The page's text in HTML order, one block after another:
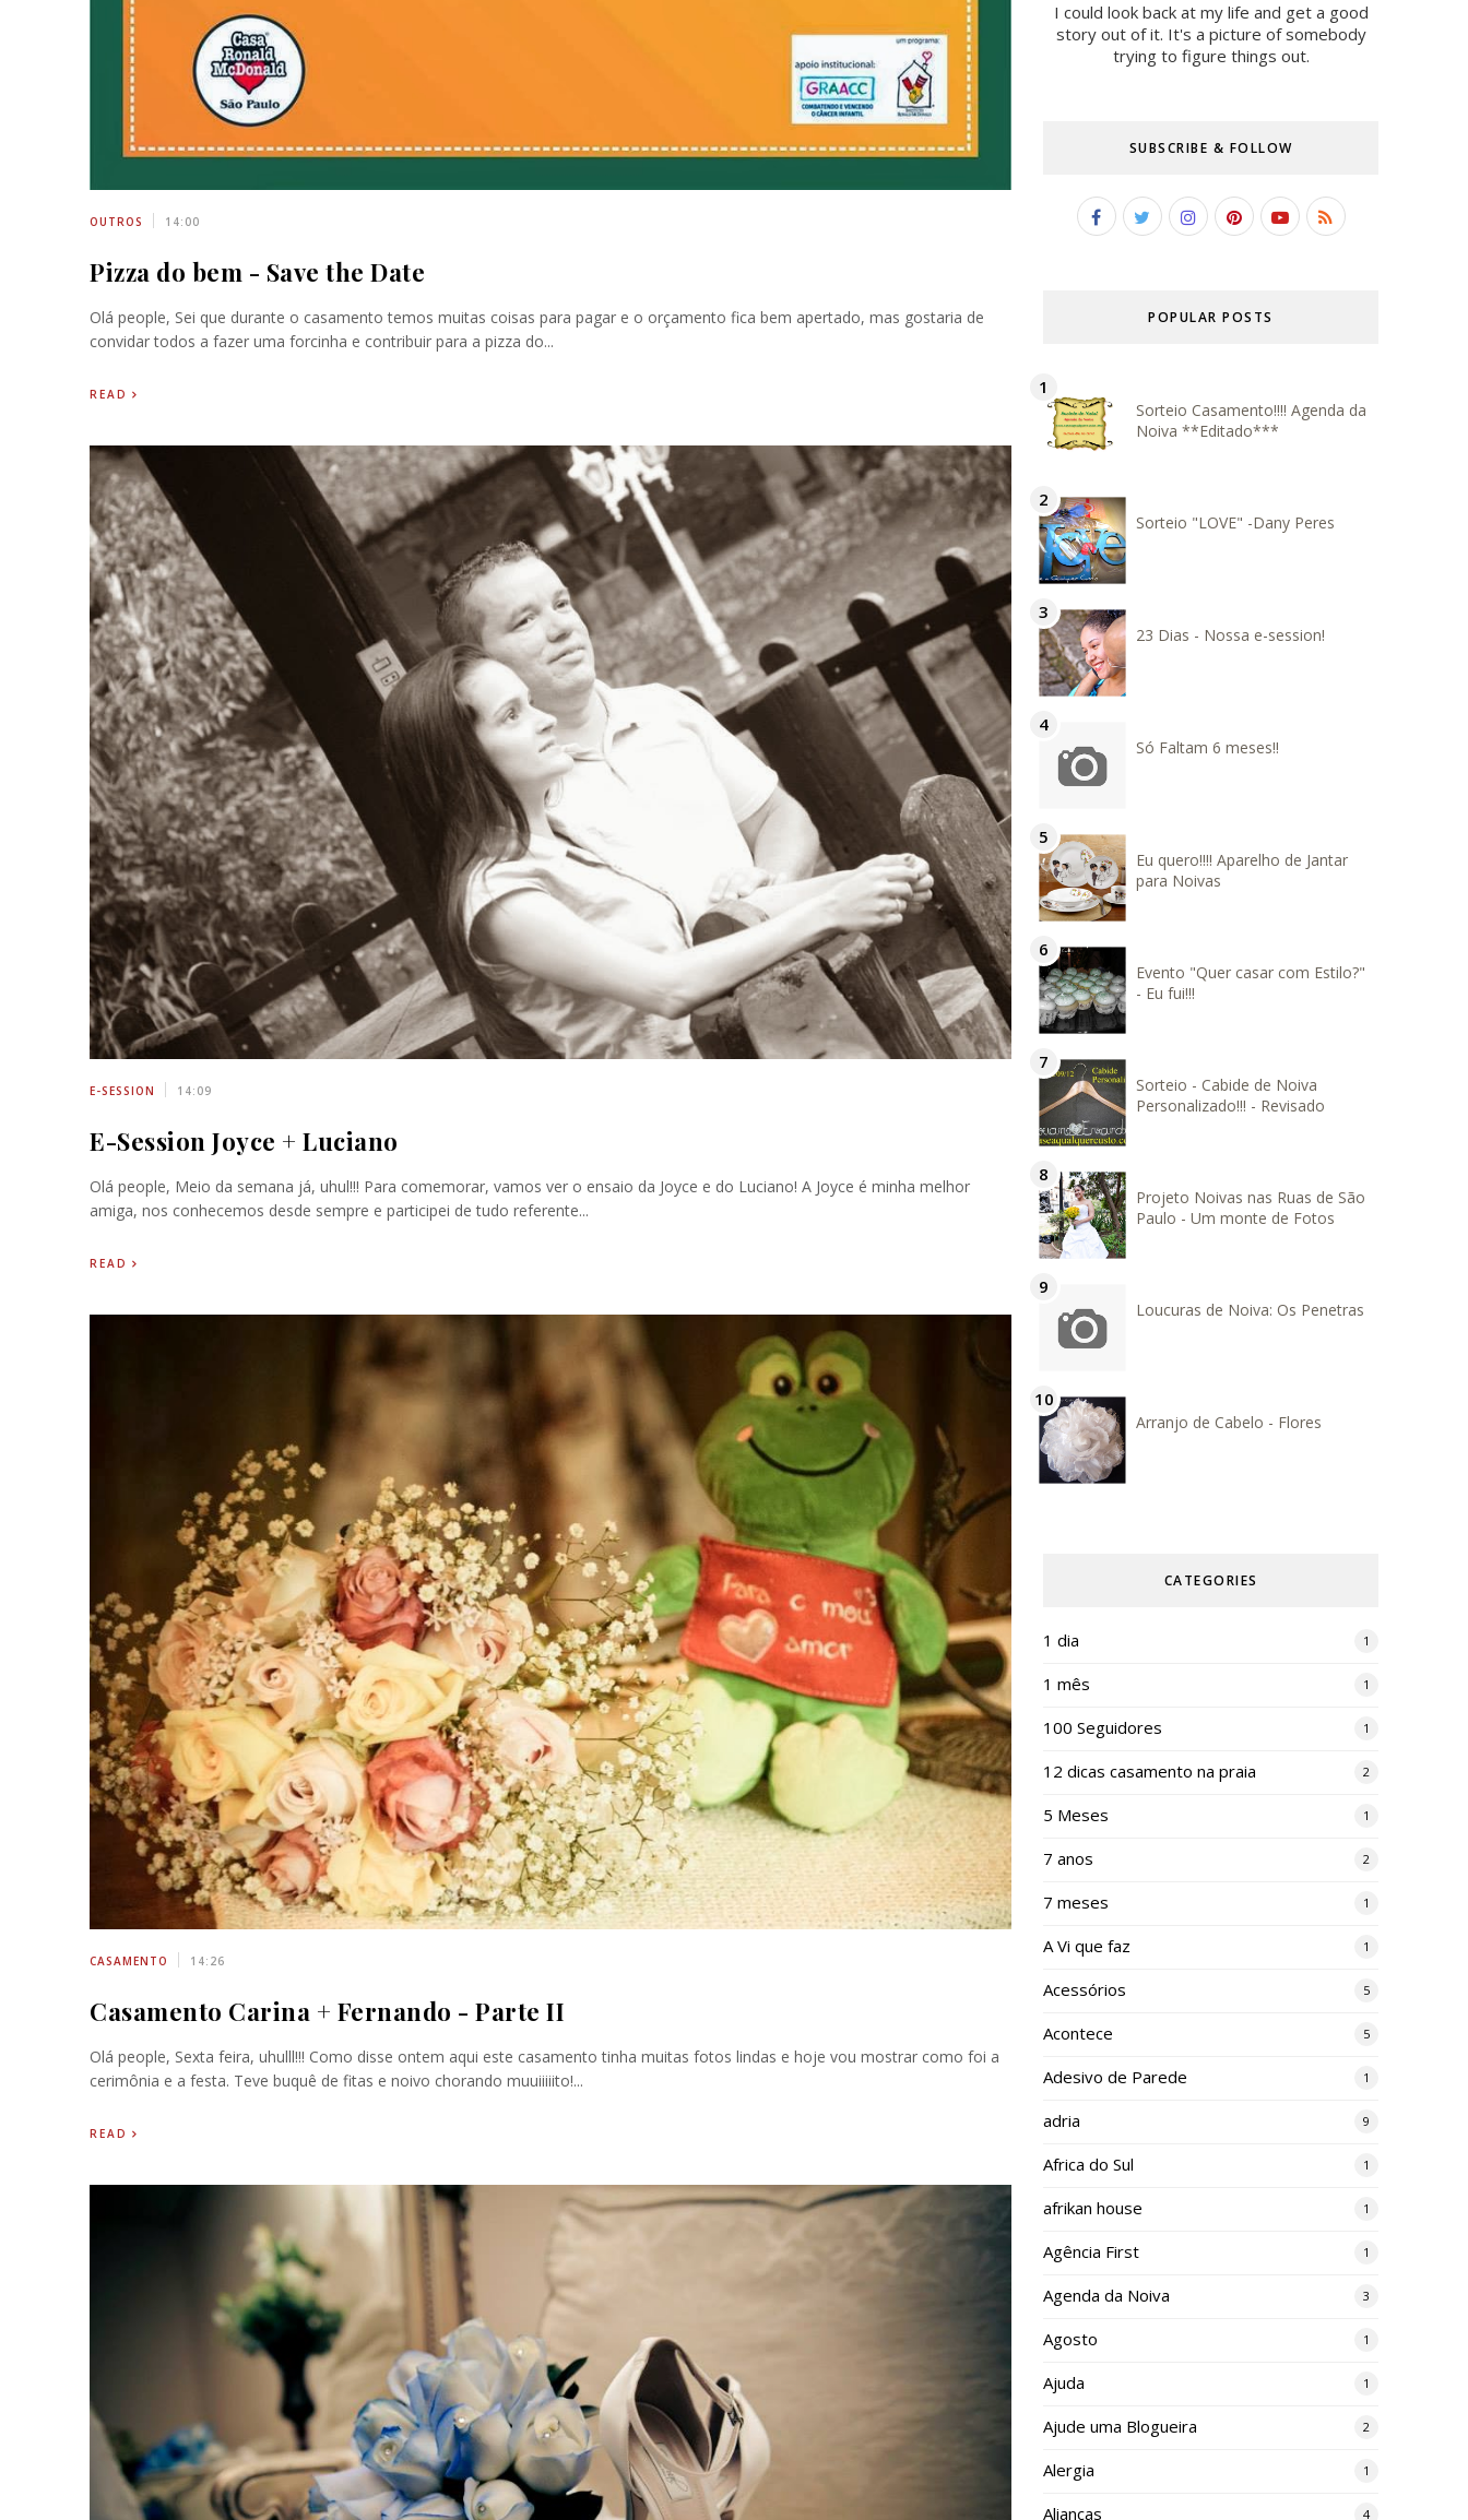
OUTROS 14:00
Pizza do bem - Save the Date
Olá people, Sei que durante o casamento temos muitas coisas para pagar e o orçamento fica bem apertado, mas gostaria de
convidar todos a fazer uma forcinha e contribuir para a pizza do...
READ
E-SESSION 14:09
E-Session Joyce + Luciano
Olá people, Meio da semana já, uhul!!! Para comemorar, vamos ver o ensaio da Joyce e do Luciano! A Joyce é minha melhor
amiga, nos conhecemos desde sempre e participei de tudo referente...
READ
CASAMENTO 14:26
Casamento Carina + Fernando - Parte II
Olá people, Sexta feira, uhulll!!! Como disse ontem aqui este casamento tinha muitas fotos lindas e hoje vou mostrar como foi a
cerimônia e a festa. Teve buquê de fitas e noivo chorando muuiiiiito!...
READ
I could look back at my life and get a good
story out of it. It's a picture of somebody
trying to figure things out.
SUBSCRIBE & FOLLOW
POPULAR POSTS
Sorteio Casamento!!!! Agenda da
Noiva **Editado***
Sorteio "LOVE" -Dany Peres
23 Dias - Nossa e-session!
Só Faltam 6 meses!!
Eu quero!!!! Aparelho de Jantar
para Noivas
Evento "Quer casar com Estilo?"
- Eu fui!!!
Sorteio - Cabide de Noiva
Personalizado!!! - Revisado
Projeto Noivas nas Ruas de São
Paulo - Um monte de Fotos
Loucuras de Noiva: Os Penetras
Arranjo de Cabelo - Flores
CATEGORIES
1 dia 1
1 mês 1
100 Seguidores 1
12 dicas casamento na praia 2
5 Meses 1
7 anos 2
7 meses 1
A Vi que faz 1
Acessórios 5
Acontece 5
Adesivo de Parede 1
adria 9
Africa do Sul 1
afrikan house 1
Agência First 1
Agenda da Noiva 3
Agosto 1
Ajuda 1
Ajude uma Blogueira 2
Alergia 1
Alianças 4